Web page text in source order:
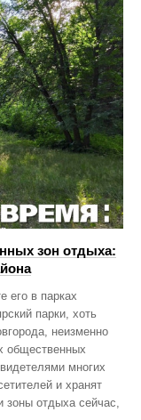
зон отдыха:
его в парках
парки, хоть
неизменно
общественных
многих
и хранят
зоны отдыха сейчас,